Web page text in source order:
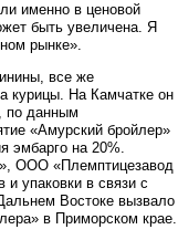
именно в ценовой
быть увеличена. Я
рынке».
все же
курицы. На Камчатке он
по данным
«Амурский бройлер»
эмбарго на 20%.
ООО «Племптицезавод
упаковки в связи с
Востоке вызвало
в Приморском крае.